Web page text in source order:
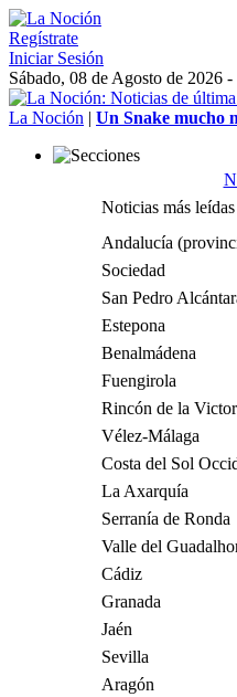
Regístrate
Iniciar Sesión
Sábado, 08 de Agosto de 2026
La Noción | Un Snake mucho
Noticias más leídas
Andalucía
Sociedad
San Pedro
Estepona
Benalmádena
Fuengirola
Rincón de la
Vélez-Málaga
Costa del Sol
La Axarquía
Serranía de Ronda
Valle del
Cádiz
Granada
Jaén
Sevilla
Aragón